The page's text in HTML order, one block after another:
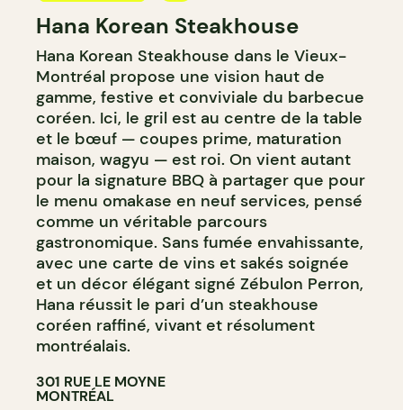
BAR À COCKTAIL
Hana Korean Steakhouse
Hana Korean Steakhouse dans le Vieux-
Montréal propose une vision haut de
gamme, festive et conviviale du barbecue
coréen. Ici, le gril est au centre de la table
et le bœuf — coupes prime, maturation
maison, wagyu — est roi. On vient autant
pour la signature BBQ à partager que pour
le menu omakase en neuf services, pensé
comme un véritable parcours
gastronomique. Sans fumée envahissante,
avec une carte de vins et sakés soignée
et un décor élégant signé Zébulon Perron,
Hana réussit le pari d’un steakhouse
coréen raffiné, vivant et résolument
montréalais.
301 RUE LE MOYNE
MONTRÉAL